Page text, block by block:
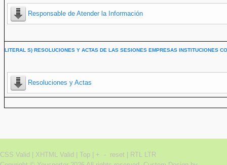
Responsable de Atender la Información
LITERAL S) RESOLUCIONES Y ACTAS DE LAS SESIONES EMPRESAS INSTITUCIONES
Resoluciones y Actas
CSS Valid | XHTML Valid | Top + - reset RTL
LTR